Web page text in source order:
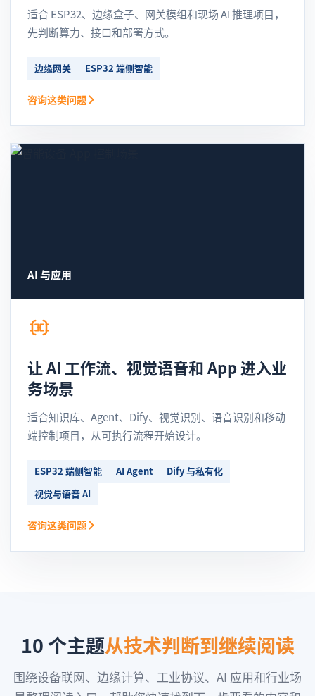
适合 ESP32、边缘盒子、网关模组和现场 AI 推理项目，
先判断算力、接口和部署方式。
边缘网关 ESP32 端侧智能
咨询这类问题
AI 与应用
让 AI 工作流、视觉语音和 App 进入业
务场景
适合知识库、Agent、Dify、视觉识别、语音识别和移动
端控制项目，从可执行流程开始设计。
ESP32 端侧智能 AI Agent
Dify 与私有化
视觉与语音 AI
咨询这类问题
10 个主题从技术判断到继续阅读
围绕设备联网、边缘计算、工业协议、AI 应用和行业场